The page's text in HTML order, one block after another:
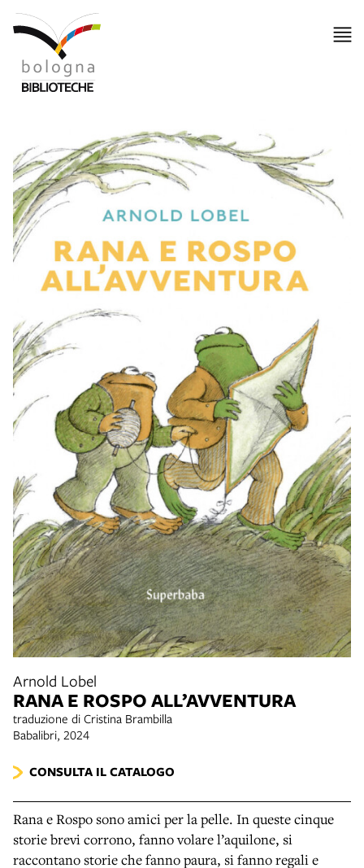
Arnold Lobel
RANA E ROSPO ALL’AVVENTURA
traduzione di Cristina Brambilla
Babalibri, 2024
CONSULTA IL CATALOGO
Rana e Rospo sono amici per la pelle. In queste cinque
storie brevi corrono, fanno volare l’aquilone, si
raccontano storie che fanno paura, si fanno regali e